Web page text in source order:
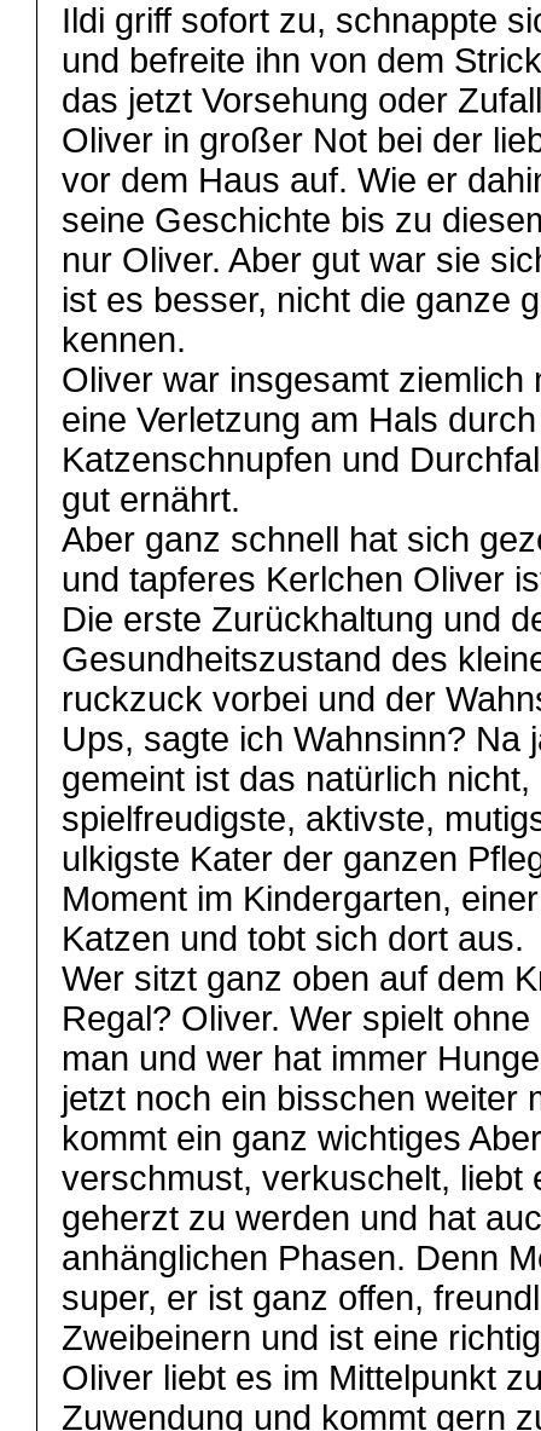
Ildi griff sofort zu, schnappte
und befreite ihn von dem
das jetzt Vorsehung oder
Oliver in großer Not bei der
vor dem Haus auf. Wie er
seine Geschichte bis zu
nur Oliver. Aber gut war sie
ist es besser, nicht die ganze
kennen.
Oliver war insgesamt ziemlich
eine Verletzung am Hals
Katzenschnupfen und
gut ernährt.
Aber ganz schnell hat sich
und tapferes Kerlchen Oliver
Die erste Zurückhaltung und
Gesundheitszustand des
ruckzuck vorbei und der
Ups, sagte ich Wahnsinn? Na
gemeint ist das natürlich
spielfreudigste, aktivste,
ulkigste Kater der ganzen
Moment im Kindergarten,
Katzen und tobt sich dort aus.
Wer sitzt ganz oben auf dem
Regal? Oliver. Wer spielt
man und wer hat immer
jetzt noch ein bisschen weiter
kommt ein ganz wichtiges
verschmust, verkuschelt, liebt
geherzt zu werden und hat
anhänglichen Phasen. Denn
super, er ist ganz offen,
Zweibeinern und ist eine
Oliver liebt es im Mittelpunkt
Zuwendung und kommt gern